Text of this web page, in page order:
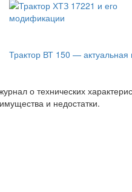
Трактор ВТ 150 —
о технических
и недостатки.